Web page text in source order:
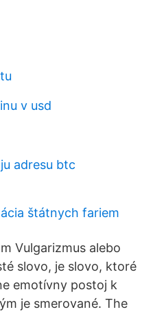
v usd
adresu btc
štátnych fariem
Vulgarizmus alebo
slovo, je slovo, ktoré
emotívny postoj k
je smerované. The